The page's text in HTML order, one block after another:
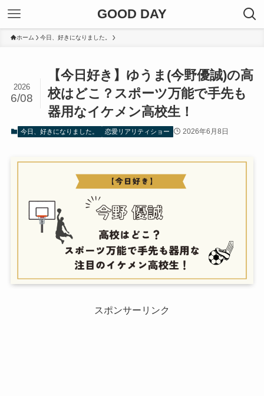
GOOD DAY
ホーム 今日、好きになりました。
【今日好き】ゆうま(今野優誠)の高
校はどこ？スポーツ万能で手先も
器用なイケメン高校生！
2026
6/08
今日、好きになりました。 恋愛リアリティショー 2026年6月8日
スポンサーリンク